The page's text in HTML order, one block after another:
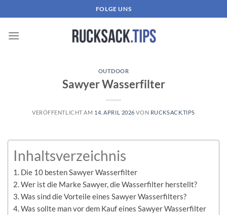
Inhalt
springen
FOLGE UNS
OUTDOOR
Sawyer Wasserfilter
VERÖFFENTLICHT AM 14. APRIL 2026 VON RUCKSACK.TIPS
Inhaltsverzeichnis
Die 10 besten Sawyer Wasserfilter
Wer ist die Marke Sawyer, die Wasserfilter herstellt?
Was sind die Vorteile eines Sawyer Wasserfilters?
Was sollte man vor dem Kauf eines Sawyer Wasserfilter